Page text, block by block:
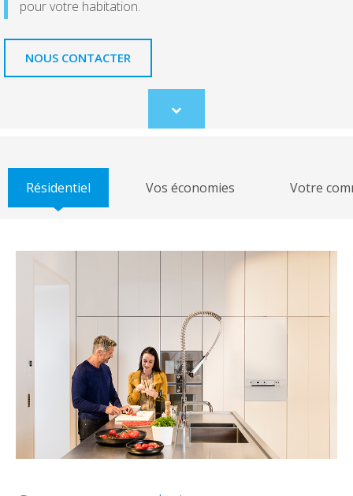
pour votre habitation.
NOUS CONTACTER
Scroll
to
Résidentiel Vos économies Votre